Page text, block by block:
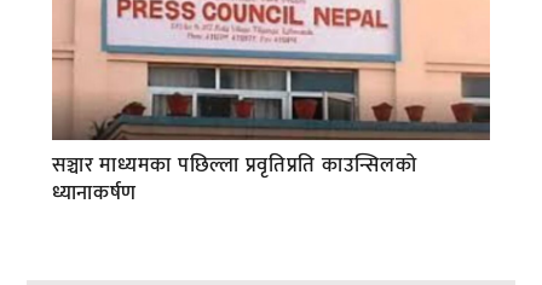
सञ्चार माध्यमका पछिल्ला प्रवृतिप्रति काउन्सिलको
ध्यानाकर्षण